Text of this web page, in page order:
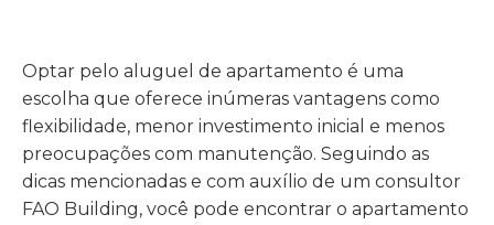
Optar pelo aluguel de apartamento é uma
escolha que oferece inúmeras vantagens como
flexibilidade, menor investimento inicial e menos
preocupações com manutenção. Seguindo as
dicas mencionadas e com auxílio de um consultor
FAO Building, você pode encontrar o apartamento